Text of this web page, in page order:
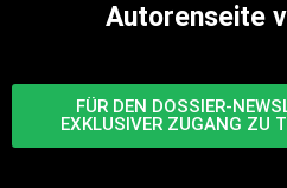
Autorenseite
FÜR DEN DOSSIER-
EXKLUSIVER ZUGANG ZU